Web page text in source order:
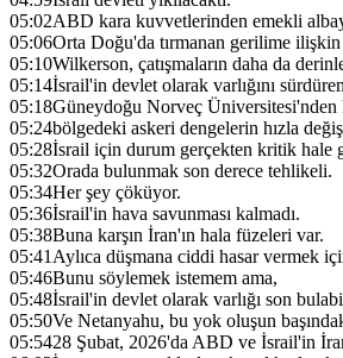
05:02ABD kara kuvvetlerinden emekli
05:06Orta Doğu'da tırmanan gerilime
05:10Wilkerson, çatışmaların daha da
05:14İsrail'in devlet olarak varlığını
05:18Güneydoğu Norveç
05:24bölgedeki askeri dengelerin hızla
05:28İsrail için durum gerçekten kritik hale
05:32Orada bulunmak son derece tehlikeli.
05:34Her şey çöküyor.
05:36İsrail'in hava savunması kalmadı.
05:38Buna karşın İran'ın hala füzeleri var.
05:41Aylıca düşmana ciddi hasar vermek
05:46Bunu söylemek istemem ama,
05:48İsrail'in devlet olarak varlığı son
05:50Ve Netanyahu, bu yok oluşun
05:5428 Şubat, 2026'da ABD ve İsrail'in